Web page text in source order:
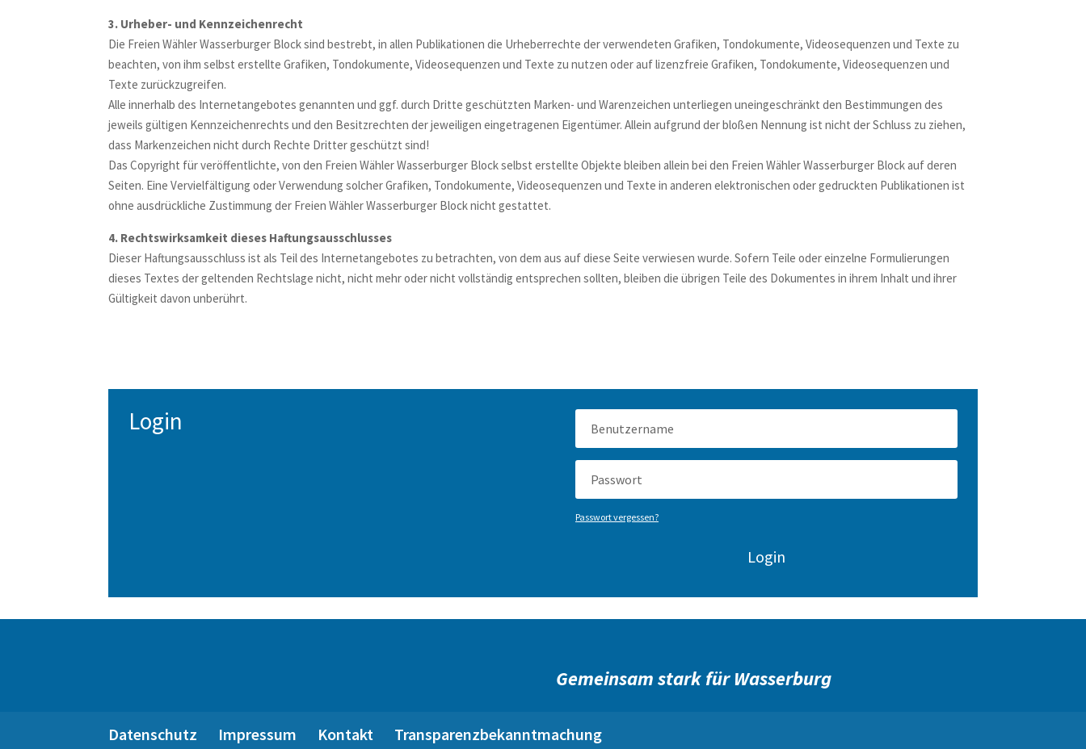
3. Urheber- und Kennzeichenrecht
Die Freien Wähler Wasserburger Block sind bestrebt, in allen Publikationen die Urheberrechte der verwendeten Grafiken, Tondokumente, Videosequenzen und Texte zu
beachten, von ihm selbst erstellte Grafiken, Tondokumente, Videosequenzen und Texte zu nutzen oder auf lizenzfreie Grafiken, Tondokumente, Videosequenzen und
Texte zurückzugreifen.
Alle innerhalb des Internetangebotes genannten und ggf. durch Dritte geschützten Marken- und Warenzeichen unterliegen uneingeschränkt den Bestimmungen des
jeweils gültigen Kennzeichenrechts und den Besitzrechten der jeweiligen eingetragenen Eigentümer. Allein aufgrund der bloßen Nennung ist nicht der Schluss zu ziehen,
dass Markenzeichen nicht durch Rechte Dritter geschützt sind!
Das Copyright für veröffentlichte, von den Freien Wähler Wasserburger Block selbst erstellte Objekte bleiben allein bei den Freien Wähler Wasserburger Block auf deren
Seiten. Eine Vervielfältigung oder Verwendung solcher Grafiken, Tondokumente, Videosequenzen und Texte in anderen elektronischen oder gedruckten Publikationen ist
ohne ausdrückliche Zustimmung der Freien Wähler Wasserburger Block nicht gestattet.
4. Rechtswirksamkeit dieses Haftungsausschlusses
Dieser Haftungsausschluss ist als Teil des Internetangebotes zu betrachten, von dem aus auf diese Seite verwiesen wurde. Sofern Teile oder einzelne Formulierungen
dieses Textes der geltenden Rechtslage nicht, nicht mehr oder nicht vollständig entsprechen sollten, bleiben die übrigen Teile des Dokumentes in ihrem Inhalt und ihrer
Gültigkeit davon unberührt.
Login
Passwort vergessen?
Login
Gemeinsam stark für Wasserburg
Datenschutz Impressum Kontakt Transparenzbekanntmachung